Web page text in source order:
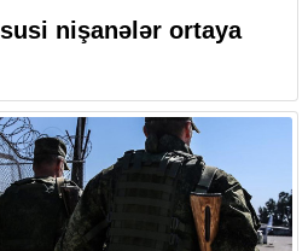
nişanələr ortaya